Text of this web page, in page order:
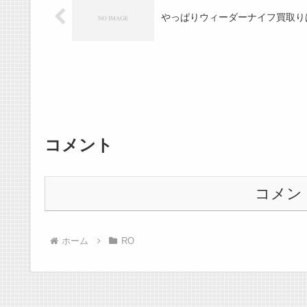
やっぱりウィーダーナイフ買取
コメント
コメン
ホーム RO